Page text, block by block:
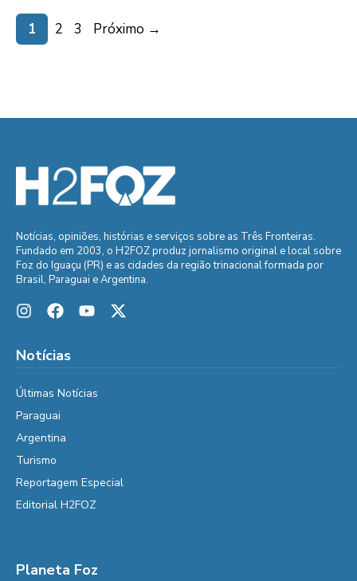
Page
1 Page
2 Page
3 Próximo →
Notícias, opiniões, histórias e serviços sobre as Três Fronteiras.
Fundado em 2003, o H2FOZ produz jornalismo original e local sobre
Foz do Iguaçu (PR) e as cidades da região trinacional formada por
Brasil, Paraguai e Argentina.
Notícias
Últimas Notícias
Paraguai
Argentina
Turismo
Reportagem Especial
Editorial H2FOZ
Planeta Foz